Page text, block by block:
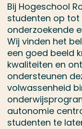
Bij Hogeschool
studenten op tot
onderzoekende
Wij vinden het
een goed beeld
kwaliteiten en
ondersteunen
volwassenheid
autonomie
studenten te